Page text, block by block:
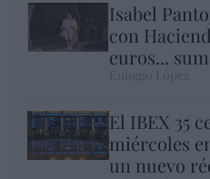
Isabel
con
euros...
El IBEX 35
miércoles
un nuevo